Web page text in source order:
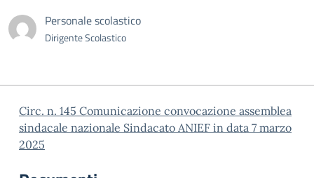
Personale scolastico
Dirigente Scolastico
Circ. n. 145 Comunicazione convocazione assemblea
sindacale nazionale Sindacato ANIEF in data 7 marzo
2025